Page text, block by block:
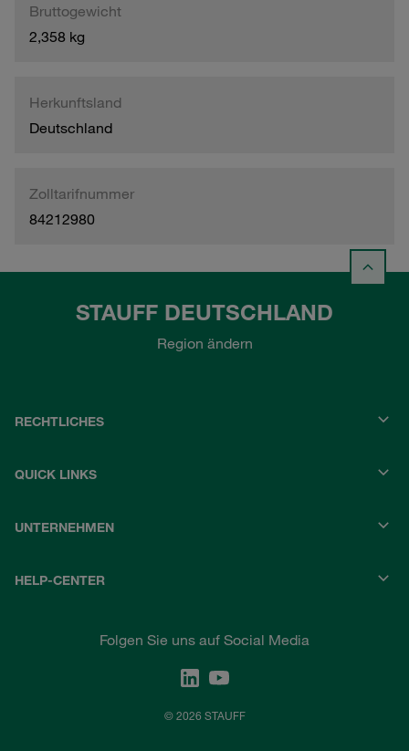
Bruttogewicht
2,358 kg
Herkunftsland
Deutschland
Zolltarifnummer
84212980
STAUFF DEUTSCHLAND
Region ändern
RECHTLICHES
QUICK LINKS
UNTERNEHMEN
HELP-CENTER
Folgen Sie uns auf Social Media
© 2026 STAUFF